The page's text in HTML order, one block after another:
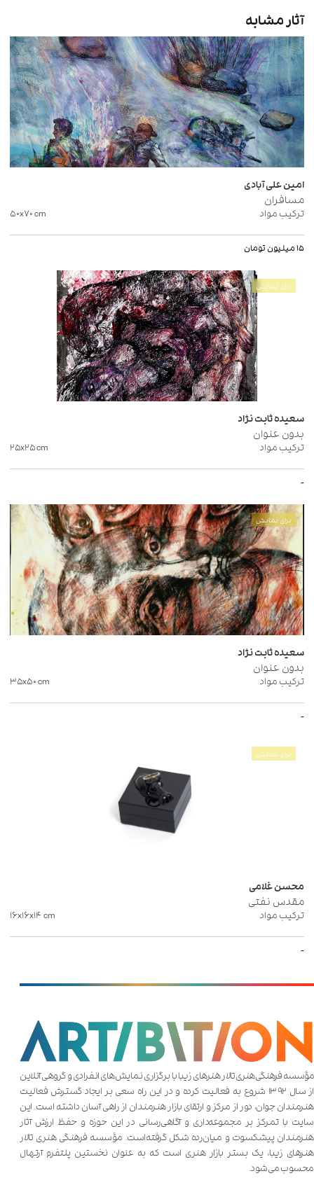
آثار مشابه
امین علی آبادی
مسافران
ترکیب مواد ۵۰x۷۰cm
۱۵ میلیون تومان
برای نمایش
سعیده ثابت نژاد
بدون عنوان
ترکیب مواد ۲۵x۲۵cm
-
برای نمایش
سعیده ثابت نژاد
بدون عنوان
ترکیب مواد ۳۵x۵۰cm
-
برای نمایش
محسن غلامی
مقدس نفتی
ترکیب مواد ۱۶x۱۶x۱۴cm
-
مؤسسه فرهنگی هنری تالار هنر‌های زیبا با برگزاری نمایش‌های انفرادی و گروهی آنلاین
از سال ۱۳۹۲ شروع به فعالیت کرده و در این راه سعی بر ایجاد گسترش فعالیت
هنرمندان جوان، دور از مرکز و ارتقای بازار هنرمندان از راهی آسان داشته است. این
سایت با تمرکز بر مجموعه‌داری و آگاهی‌رسانی در این حوزه و حفظ ارزش آثار
هنرمندان پیشکسوت و میان‌رده شکل گرفته‌است. مؤسسه فرهنگی هنری تالار
هنر‌های زیبا، یک بستر بازار هنری است که به عنوان نخستین پلتفرم آرتهال
محسوب می‌شود.